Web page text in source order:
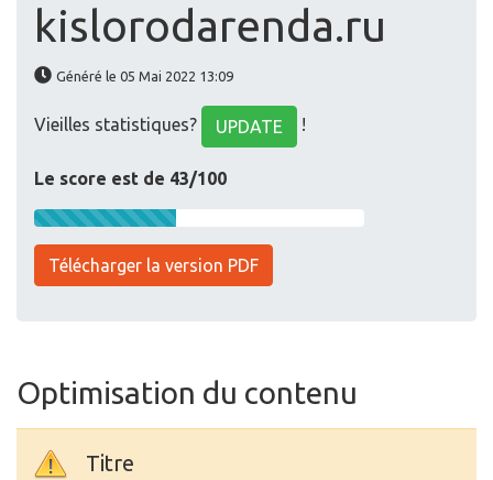
kislorodarenda.ru
Généré le 05 Mai 2022 13:09
Vieilles statistiques? UPDATE !
Le score est de 43/100
Télécharger la version PDF
Optimisation du contenu
Titre